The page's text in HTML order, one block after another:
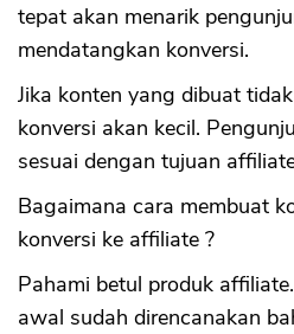
tepat akan menarik
mendatangkan konversi.
Jika konten yang dibuat
konversi akan kecil.
sesuai dengan tujuan
Bagaimana cara membuat
konversi ke affiliate ?
Pahami betul produk
awal sudah direncanakan